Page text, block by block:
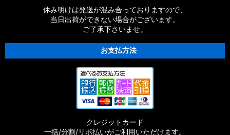
休み明けは発送が混み合っておりますので、
当日出荷ができない場合がございます。
ご了承下さいませ。
お支払方法
クレジットカード
一括/分割/リボ払いがご利用いただけます。